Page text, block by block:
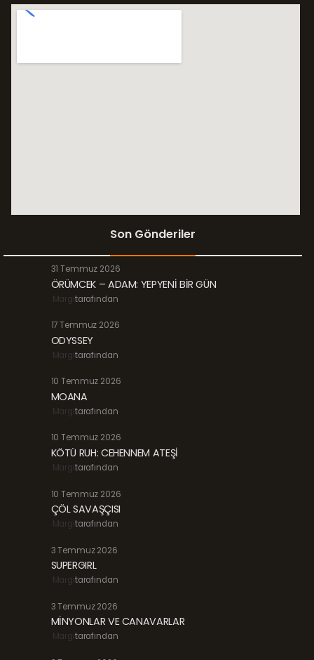
Son Gönderiler
31 Temmuz 2026
ÖRÜMCEK – ADAM: YEPYENİ BİR GÜN
Margitarafından
17 Temmuz 2026
ODYSSEY
Margitarafından
10 Temmuz 2026
MOANA
Margitarafından
10 Temmuz 2026
KÖTÜ RUH: CEHENNEM ATEŞİ
Margitarafından
10 Temmuz 2026
ÇÖL SAVAŞÇISI
Margitarafından
3 Temmuz 2026
SUPERGIRL
Margitarafından
3 Temmuz 2026
MİNYONLAR VE CANAVARLAR
Margitarafından